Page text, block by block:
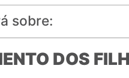
sobre:
DOS